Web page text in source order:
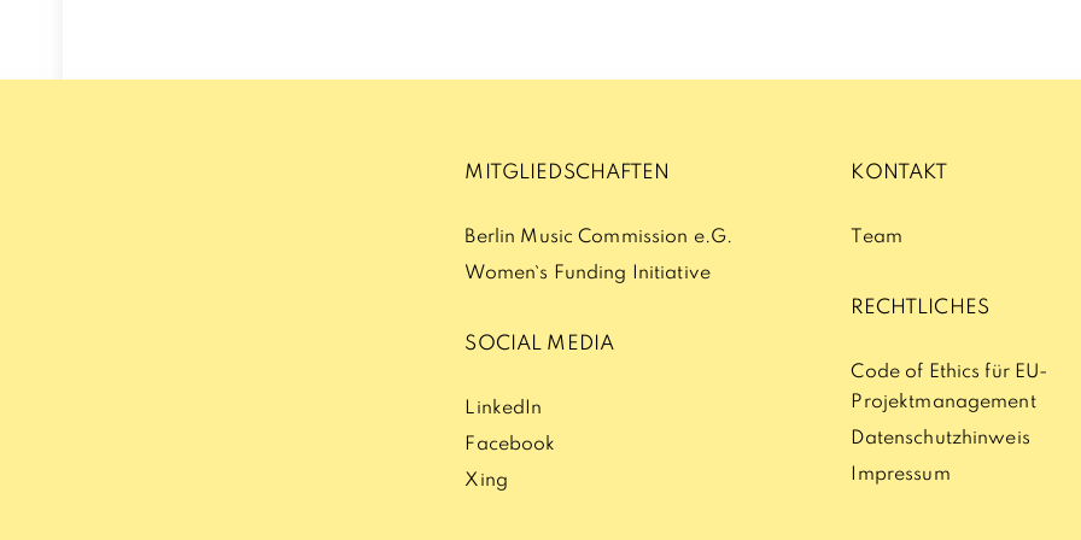
MITGLIEDSCHAFTEN
Berlin Music Commission e.G.
Women`s Funding Initiative
SOCIAL MEDIA
LinkedIn
Facebook
Xing
KONTAKT
Team
RECHTLICHES
Code of Ethics für EU-
Projektmanagement
Datenschutzhinweis
Impressum